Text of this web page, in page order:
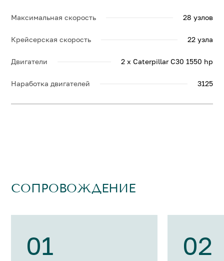
Максимальная скорость 28 узлов
Крейсерская скорость 22 узла
Двигатели 2 x Caterpillar C30 1550 hp
Наработка двигателей 3125
СОПРОВОЖДЕНИЕ
01 02